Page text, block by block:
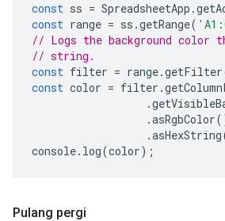
const ss = SpreadsheetApp .
const range = ss .getRange(
// Logs the background color
// string.
const filter = range.getFilter
const color = filter .
.
.asRgbColor
.asHexString
console. log(color);
Pulang pergi